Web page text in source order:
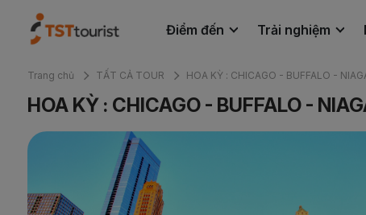
Điểm đến Trải nghiệm
Trang chủ TẤT CẢ TOUR HOA KỲ : CHICAGO - BUFFALO -
HOA KỲ : CHICAGO - BUFFALO -